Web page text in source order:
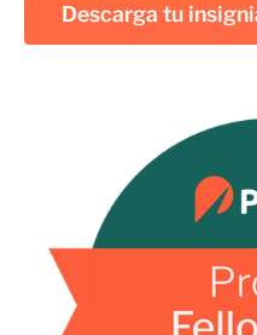
Descarga tu